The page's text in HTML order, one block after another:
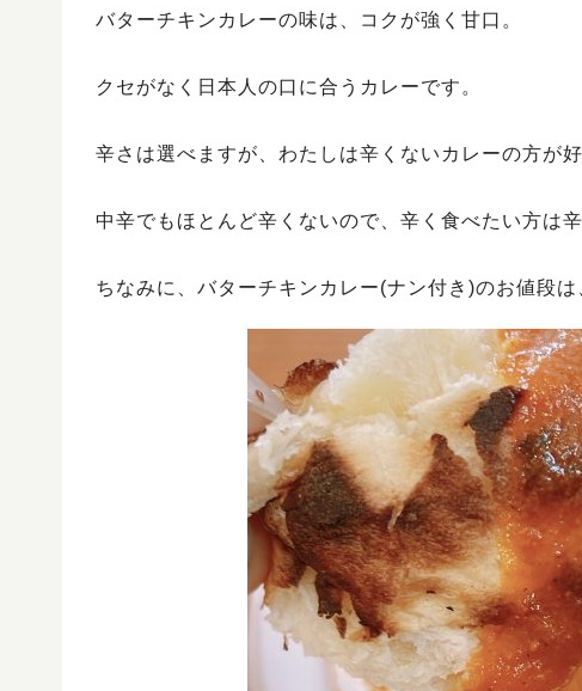
バターチキンカレーの味は、コクが強く甘口。
クセがなく日本人の口に合うカレーです。
辛さは選べますが、わたしは辛くないカレーの方が
中辛でもほとんど辛くないので、辛く食べたい方は
ちなみに、バターチキンカレー(ナン付き)のお値段